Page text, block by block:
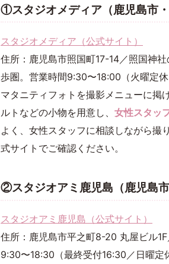
①スタジオメディア（鹿児島市・
スタジオメディア（公式サイト）
住所：鹿児島市照国町17-14／照国神
歩圏。営業時間9:30〜18:00（火曜定
マタニティフォトを撮影メニューに掲
ルトなどの小物を用意し、 女性スタッ
よく、女性スタッフに相談しながら撮
式サイトでご確認ください。
②スタジオアミ鹿児島（鹿児島市
スタジオアミ鹿児島（公式サイト）
住所：鹿児島市平之町8-20 丸屋ビル
9:30〜18:30（最終受付16:30／日曜定